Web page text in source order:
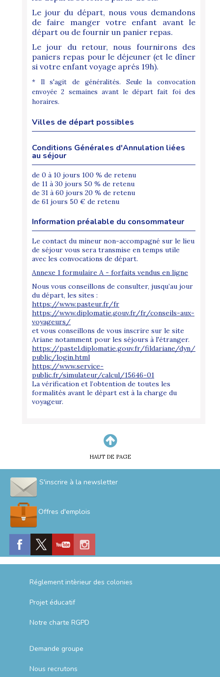
Le jour du départ, nous vous demandons
de faire manger votre enfant avant le
départ ou de fournir un panier repas.
Le jour du retour, nous fournirons des
paniers repas pour le déjeuner (et le dîner
si votre enfant voyage aprés 19h).
* Il s'agit de généralités. Seule la convocation
envoyée 2 semaines avant le départ fait foi des
horaires.
Villes de départ possibles
Conditions Générales d'Annulation liées
au séjour
de 0 à 10 jours 100 % de retenu
de 11 à 30 jours 50 % de retenu
de 31 à 60 jours 20 % de retenu
de 61 jours 50 € de retenu
Information préalable du consommateur
Le contact du mineur non-accompagné sur le lieu
de séjour vous sera transmise en temps utile
avec les convocations de départ.
Annexe 1 formulaire A - forfaits vendus en ligne
Nous vous conseillons de consulter, jusqu’au jour
du départ, les sites :
https://www.pasteur.fr/fr
https://www.diplomatie.gouv.fr/fr/conseils-aux-
voyageurs/
et vous conseillons de vous inscrire sur le site
Ariane notamment pour les séjours à l'étranger.
https://pastel.diplomatie.gouv.fr/fildariane/dyn/
public/login.html
https://www.service-
public.fr/simulateur/calcul/15646-01
La vérification et l’obtention de toutes les
formalités avant le départ est à la charge du
voyageur.
HAUT DE PAGE
S'inscrire à la newsletter
Offres d'emplois
Réglement intèrieur des colonies
Projet éducatif
Notre charte RGPD
Demande groupe
Nous recrutons